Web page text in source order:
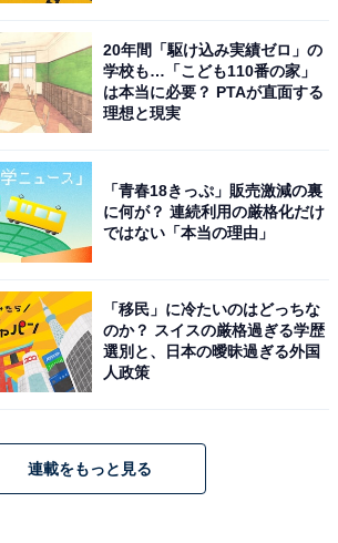
20年間「駆け込み実績ゼロ」の
学校も…「こども110番の家」
は本当に必要？ PTAが直面する
理想と現実
「青春18きっぷ」販売激減の裏
に何が？ 連続利用の厳格化だけ
ではない「本当の理由」
「移民」に冷たいのはどっちな
のか？ スイスの厳格過ぎる学歴
選別と、日本の曖昧過ぎる外国
人政策
連載をもっと見る